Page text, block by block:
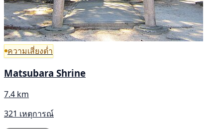
ความเสี่ยงต่ำ
Matsubara Shrine
7.4 km
321 เหตุการณ์